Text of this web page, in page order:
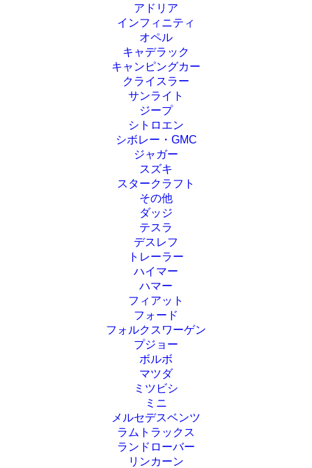
アドリア
インフィニティ
オペル
キャデラック
キャンピングカー
クライスラー
サンライト
ジープ
シトロエン
シボレー・GMC
ジャガー
スズキ
スタークラフト
その他
ダッジ
テスラ
デスレフ
トレーラー
ハイマー
ハマー
フィアット
フォード
フォルクスワーゲン
プジョー
ボルボ
マツダ
ミツビシ
ミニ
メルセデスベンツ
ラムトラックス
ランドローバー
リンカーン